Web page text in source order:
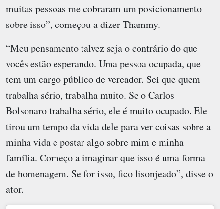
muitas pessoas me cobraram um posicionamento
sobre isso”, começou a dizer Thammy.
“Meu pensamento talvez seja o contrário do que
vocês estão esperando. Uma pessoa ocupada, que
tem um cargo público de vereador. Sei que quem
trabalha sério, trabalha muito. Se o Carlos
Bolsonaro trabalha sério, ele é muito ocupado. Ele
tirou um tempo da vida dele para ver coisas sobre a
minha vida e postar algo sobre mim e minha
família. Começo a imaginar que isso é uma forma
de homenagem. Se for isso, fico lisonjeado”, disse o
ator.